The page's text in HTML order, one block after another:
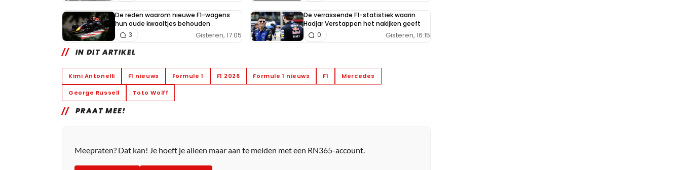
De reden waarom nieuwe F1-wagens
hun oude kwaaltjes behouden
Gisteren, 17:05
3
De verrassende F1-statistiek waarin
Hadjar Verstappen het nakijken geeft
Gisteren, 16:15
0
IN DIT ARTIKEL
Kimi Antonelli F1 nieuws Formule 1 F1 2026 Formule 1 nieuws F1 Mercedes
George Russell Toto Wolff
PRAAT MEE!
Meepraten? Dat kan! Je hoeft je alleen maar aan te melden met een RN365-account.